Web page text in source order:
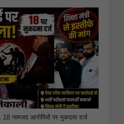
नामजद आरोपियों पर मुकदमा दर्ज